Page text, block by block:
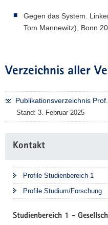
Gegen das System.
Tom Mannewitz), Bonn
Verzeichnis aller
Publikationsverzeichnis
Stand: 3. Februar 2025
Information
Kontakt
Profile Studienbereich 1
Profile Studium/Forschung
Studienbereich 1 -